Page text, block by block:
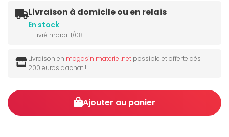
Livraison à domicile ou en relais
En stock
Livré mardi 11/08
Livraison en magasin materiel.net possible et offerte dès
200 euros d'achat !
Ajouter au panier